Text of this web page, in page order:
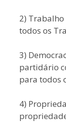
2)
todos os
3)
partidário
para todos
4)